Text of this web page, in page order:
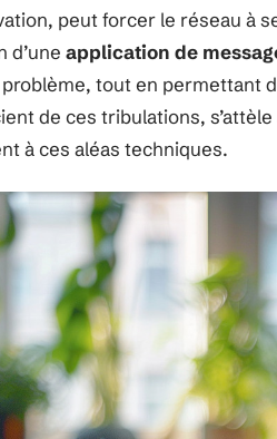
peut forcer le réseau à
d’une application de
tout en permettant
de ces tribulations,
à ces aléas techniques.